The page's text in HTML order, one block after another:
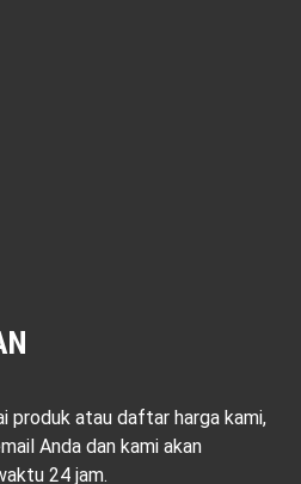
produk atau daftar harga kami,
Anda dan kami akan
24 jam.